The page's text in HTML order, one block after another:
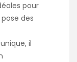
pour
des
il